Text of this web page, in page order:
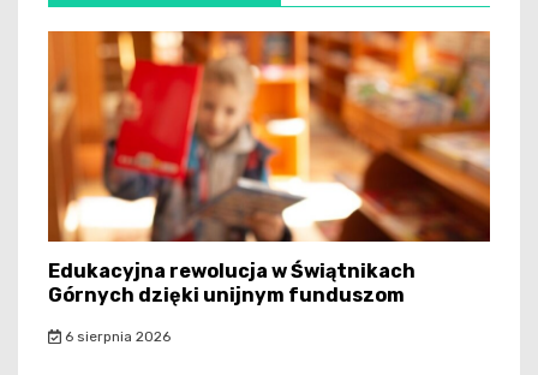
Edukacyjna rewolucja w Świątnikach
Górnych dzięki unijnym funduszom
6 sierpnia 2026